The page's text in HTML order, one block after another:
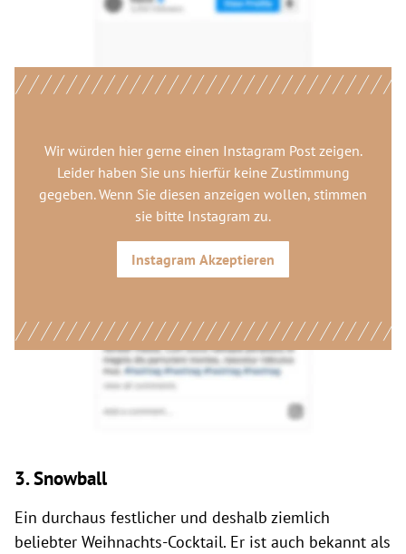
Wir würden hier gerne einen Instagram Postzeigen.
Leider haben Sie uns hierfür keine Zustimmung
gegeben. Wenn Sie diesen anzeigen wollen, stimmen
sie bitte Instagram zu.
Instagram Akzeptieren
3. Snowball
Ein durchaus festlicher und deshalb ziemlich
beliebter Weihnachts-Cocktail. Er ist auch bekannt als